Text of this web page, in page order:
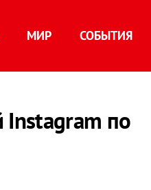
МИР СОБЫТИЯ
Instagram по